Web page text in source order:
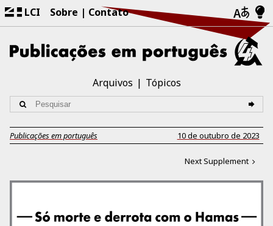
LCI Sobre Contato
Arquivos Tópicos
Publicações em português 10 de outubro de 2023
Next Supplement